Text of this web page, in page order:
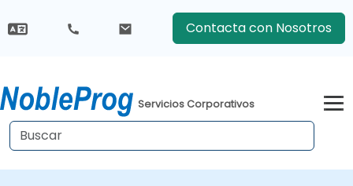
Contacta con Nosotros
Servicios Corporativos